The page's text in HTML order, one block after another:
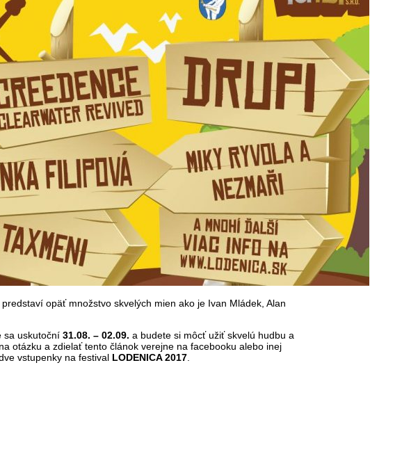
opäť množstvo skvelých mien ako je Ivan Mládek, Alan
sa uskutoční 31.08. – 02.09. a budete si môcť užiť skvelú hudbu a
otázku a zdielať tento článok verejne na facebooku alebo inej
vstupenky na festival LODENICA 2017